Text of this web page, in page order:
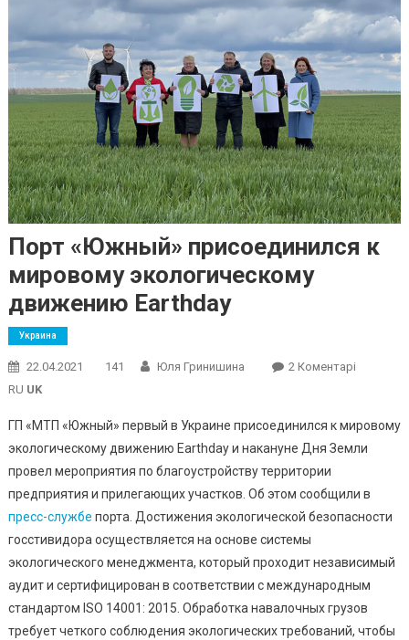
Порт «Южный» присоединился к
мировому экологическому
движению Earthday
Украина
22.04.2021 141 Юля Гринишина 2 КоментаріДо
К
RU UK
ГП «МТП «Южный» первый в Украине присоединился к мировому
экологическому движению Earthday и накануне Дня Земли
провел мероприятия по благоустройству территории
предприятия и прилегающих участков. Об этом сообщили в
пресс-службе порта. Достижения экологической безопасности
госстивидора осуществляется на основе системы
экологического менеджмента, который проходит независимый
аудит и сертифицирован в соответствии с международным
стандартом ISO 14001: 2015. Обработка навалочных грузов
требует четкого соблюдения экологических требований, чтобы